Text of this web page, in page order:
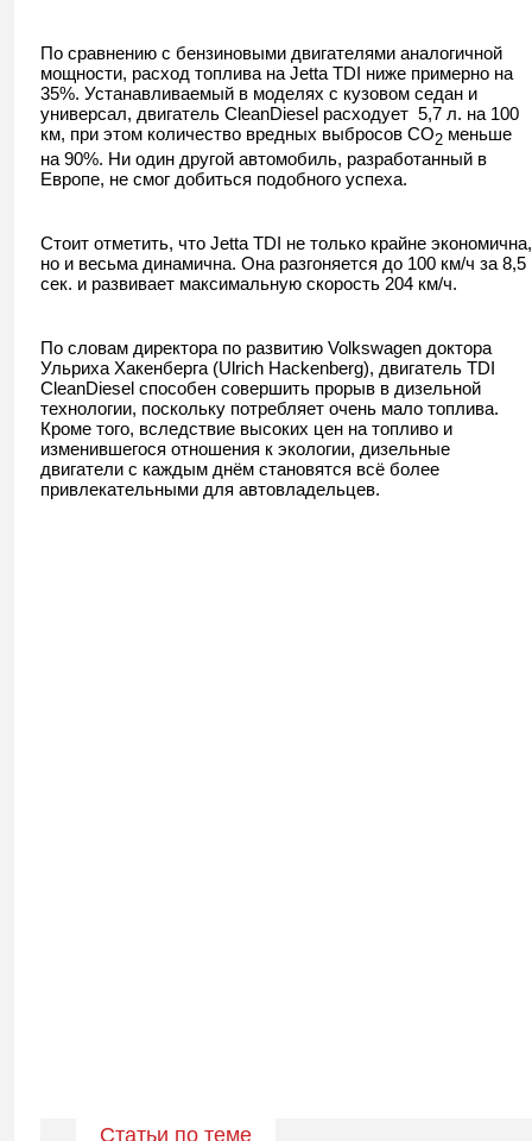
По сравнению с бензиновыми двигателями аналогичной
мощности, расход топлива на Jetta TDI ниже примерно на
35%. Устанавливаемый в моделях с кузовом седан и
универсал, двигатель CleanDiesel расходует 5,7 л. на 100
км, при этом количество вредных выбросов CO2 меньше
на 90%. Ни один другой автомобиль, разработанный в
Европе, не смог добиться подобного успеха.
Стоит отметить, что Jetta TDI не только крайне экономична,
но и весьма динамична. Она разгоняется до 100 км/ч за 8,5
сек. и развивает максимальную скорость 204 км/ч.
По словам директора по развитию Volkswagen доктора
Ульриха Хакенберга (Ulrich Hackenberg), двигатель TDI
CleanDiesel способен совершить прорыв в дизельной
технологии, поскольку потребляет очень мало топлива.
Кроме того, вследствие высоких цен на топливо и
изменившегося отношения к экологии, дизельные
двигатели с каждым днём становятся всё более
привлекательными для автовладельцев.
Статьи по теме